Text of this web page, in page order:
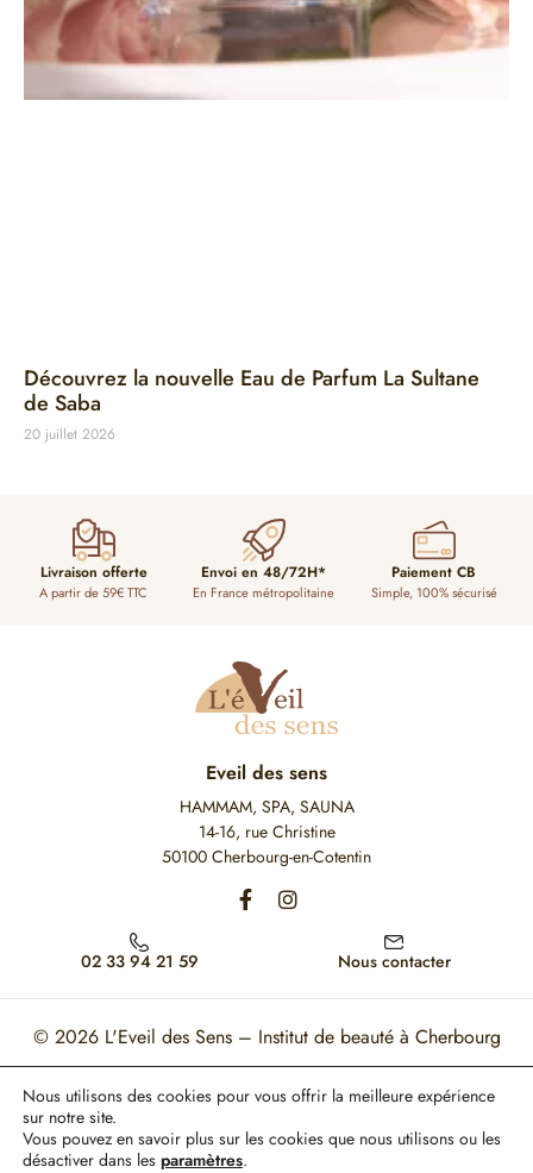
Découvrez la nouvelle Eau de Parfum La Sultane
de Saba
20 juillet 2026
Livraison offerte
A partir de 59€ TTC
Envoi en 48/72H*
En France métropolitaine
Paiement CB
Simple, 100% sécurisé
Eveil des sens
HAMMAM, SPA, SAUNA
14-16, rue Christine
50100 Cherbourg-en-Cotentin
02 33 94 21 59 Nous contacter
© 2026 L'Eveil des Sens – Institut de beauté à Cherbourg
Ce site est protégé par reCAPTCHA. Les règles de confidentialité et les conditions
d'utilisation de Google s'appliquent.
Nous utilisons des cookies pour vous offrir la meilleure expérience
sur notre site.
Vous pouvez en savoir plus sur les cookies que nous utilisons ou les
désactiver dans les paramètres.